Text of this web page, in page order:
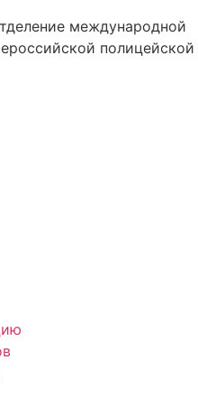
международной
полицейской